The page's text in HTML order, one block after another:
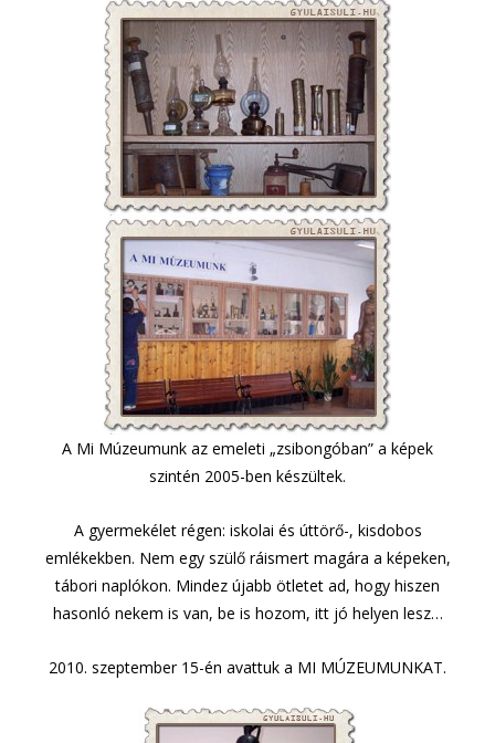
A Mi Múzeumunk az emeleti „zsibongóban” a képek
szintén 2005-ben készültek.
A gyermekélet régen: iskolai és úttörő-, kisdobos
emlékekben. Nem egy szülő ráismert magára a képeken,
tábori naplókon. Mindez újabb ötletet ad, hogy hiszen
hasonló nekem is van, be is hozom, itt jó helyen lesz…
2010. szeptember 15-én avattuk a MI MÚZEUMUNKAT.